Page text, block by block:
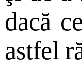
dacă
astfel